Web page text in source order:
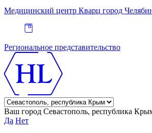
Медицинский центр Кварц город
Региональное представительство
Ваш город Севастополь, республика
Да Нет